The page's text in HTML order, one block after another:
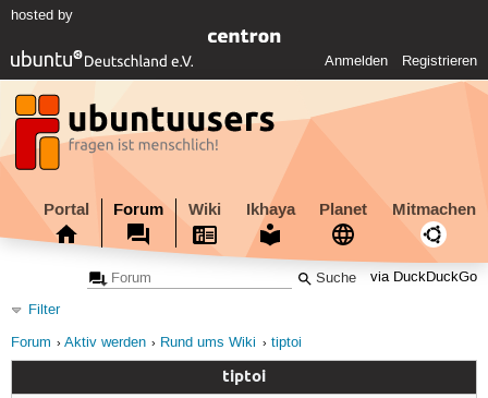
hosted by
Anmelden Registrieren
Portal Forum Wiki Ikhaya Planet Mitmachen
via DuckDuckGo
Filter
Forum
Aktiv werden Rund ums Wiki tiptoi
tiptoi